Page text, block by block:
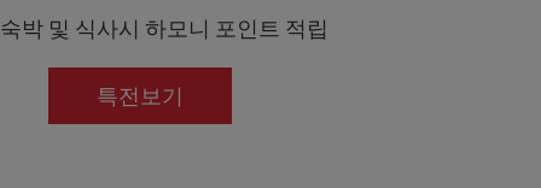
박 및 식사시 하모니 포인트 적립
특전보기